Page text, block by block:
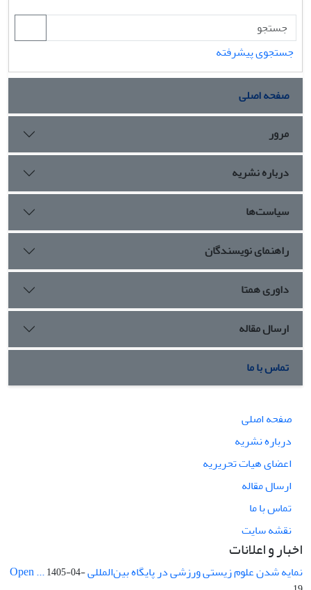
جستجوی پیشرفته
صفحه اصلی
مرور
درباره نشریه
سیاست‌ها
راهنمای نویسندگان
داوری همتا
ارسال مقاله
تماس با ما
صفحه اصلی
درباره نشریه
اعضای هیات تحریریه
ارسال مقاله
تماس با ما
نقشه سایت
اخبار و اعلانات
نمایه شدن علوم زیستی ورزشی در پایگاه بین‌المللی Open ...1405-04-